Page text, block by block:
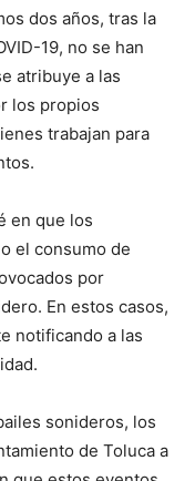
dos años, tras la
19, no se han
atribuye a las
los propios
trabajan para
en que los
el consumo de
por
En estos casos,
notificando a las
sonideros, los
de Toluca a